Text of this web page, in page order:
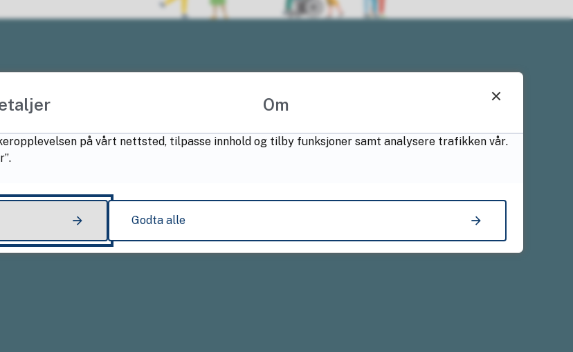
Om
på vårt nettsted, tilpasse innhold og tilby funksjoner samt analysere trafikken vår.
Godta alle